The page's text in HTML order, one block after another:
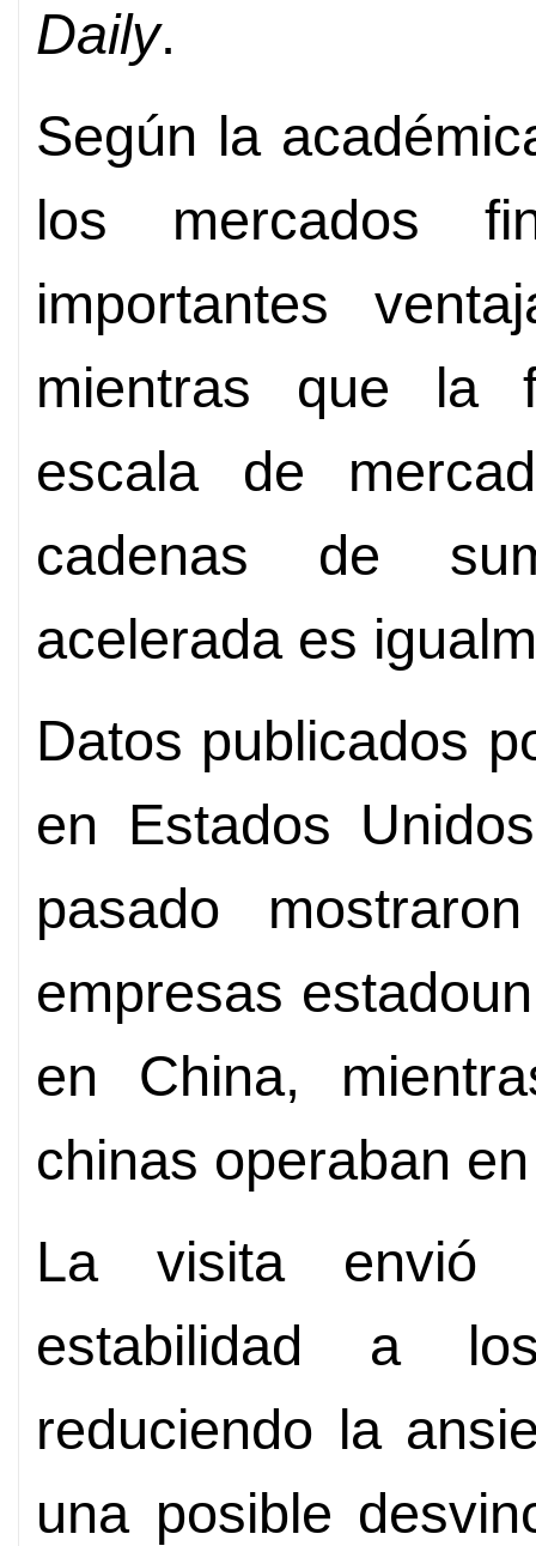
Daily.
Según la
los mercados
importantes
mientras que la
escala de
cadenas de
acelerada es
Datos publicados
en Estados
pasado
empresas
en China,
chinas operaban
La visita envió
estabilidad a
reduciendo la
una posible